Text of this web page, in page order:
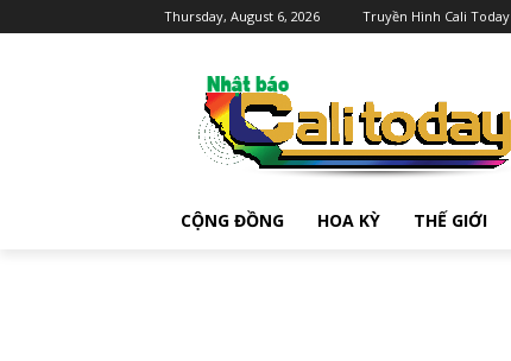
Thursday, August 6, 2026 Truyền Hình Cali Today
CỘNG ĐỒNG HOA KỲ THẾ GIỚI